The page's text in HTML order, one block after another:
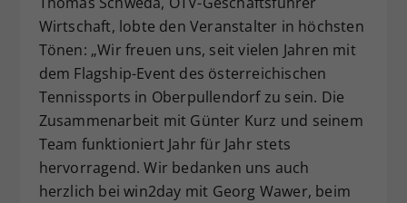
Wirtschaft, lobte den Veranstalter in höchsten
Tönen: „Wir freuen uns, seit vielen Jahren mit
dem Flagship-Event des österreichischen
Tennissports in Oberpullendorf zu sein. Die
Zusammenarbeit mit Günter Kurz und seinem
Team funktioniert Jahr für Jahr stets
hervorragend. Wir bedanken uns auch
herzlich bei win2day mit Georg Wawer, beim